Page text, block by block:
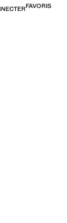
FAVORIS